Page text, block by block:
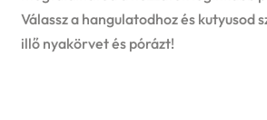
Válassz a hangulatodhoz és kutyusod
illő nyakörvet és pórázt!